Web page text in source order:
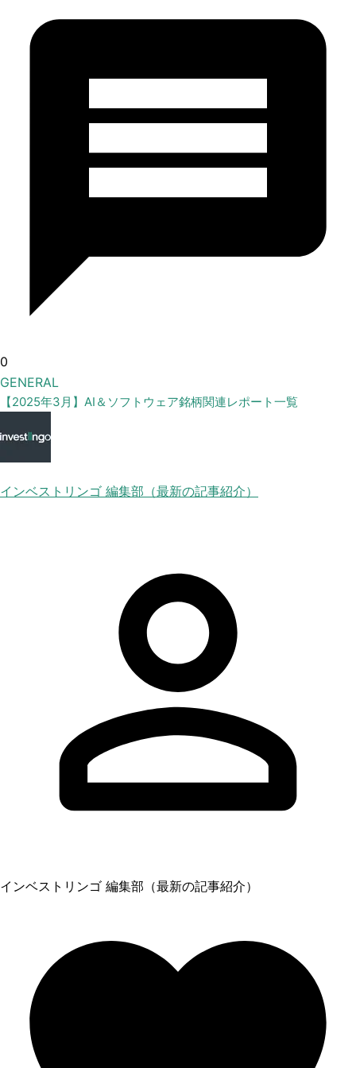
0
GENERAL
【2025年3月】AI＆ソフトウェア銘柄関連レポート一覧
インベストリンゴ 編集部（最新の記事紹介）
インベストリンゴ 編集部（最新の記事紹介）